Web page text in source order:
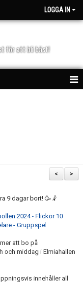
LOGGA IN
för att bli bäst!
>
<
9 dagar bort! 🥳🤾
2024 - Flickor 10
- Gruppspel
att bo på
och middag i Elmiahallen
innehåller all